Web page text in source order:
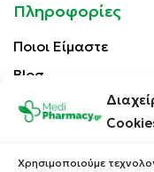
Χρησιμοποιούμε
Πληροφορίες
Ποιοι Είμαστε
Blog
Επικοινωνία